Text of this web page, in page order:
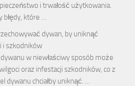
i trwałość użytkowania.
błędy, które …
dywan, by uniknąć
i szkodników
w niewłaściwy sposób może
oraz infestacji szkodników, co z
dywanu chciałby uniknąć. …